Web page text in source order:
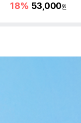
18% 53,000원